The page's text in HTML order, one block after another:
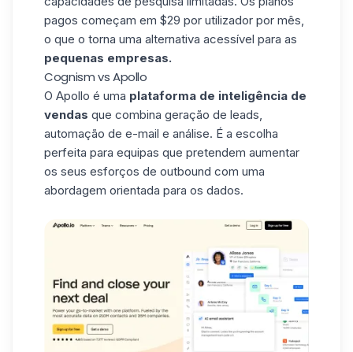
pagos começam em $29 por utilizador por mês,
o que o torna uma alternativa acessível para as
pequenas empresas.
Cognism vs Apollo
O Apollo é uma plataforma de inteligência de
vendas que combina geração de leads,
automação de e-mail e análise. É a escolha
perfeita para equipas que pretendem aumentar
os seus esforços de outbound com uma
abordagem orientada para os dados.